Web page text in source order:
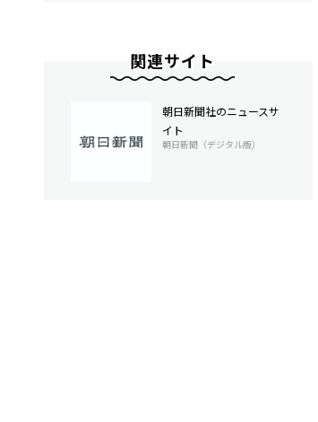
関連サイト
朝日新聞社のニュースサ
イト
朝日新聞（デジタル版）